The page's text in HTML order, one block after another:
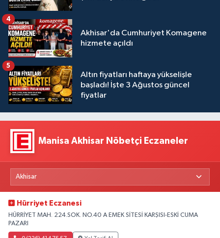
Akhisar'da Cumhuriyet Komagene
hizmete açıldı
4
Altın fiyatları haftaya yükselişle
başladı! İşte 3 Ağustos güncel
fiyatlar
5
Manisa Akhisar Nöbetçi Eczaneler
Hürriyet Eczanesi
HÜRRİYET MAH. 224.SOK. NO.40 A EMEK SİTESİ KARŞISI-ESKİ CUMA
PAZARI